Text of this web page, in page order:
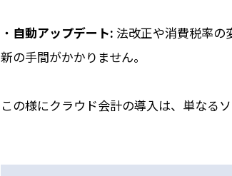
・ 自動アップデート: 法改正や消費税率の
新の手間がかかりません。
この様にクラウド会計の導入は、単なる